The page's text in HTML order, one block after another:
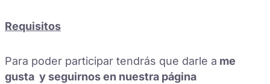
Requisitos
Para poder participar tendrás que darle a me
gusta y seguirnos en nuestra página